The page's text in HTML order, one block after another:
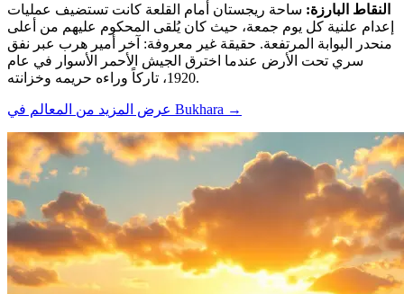
النقاط البارزة: ساحة ريجستان أمام القلعة كانت تستضيف عمليات
إعدام علنية كل يوم جمعة، حيث كان يُلقى المحكوم عليهم من أعلى
منحدر البوابة المرتفعة. حقيقة غير معروفة: آخر أمير هرب عبر نفق
سري تحت الأرض عندما اخترق الجيش الأحمر الأسوار في عام
1920، تاركاً وراءه حريمه وخزانته.
عرض المزيد من المعالم في Bukhara →